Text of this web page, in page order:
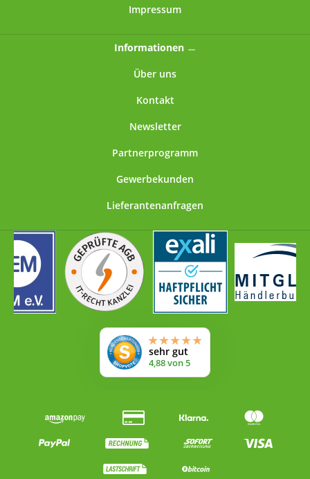
Impressum
Informationen
Über uns
Kontakt
Newsletter
Partnerprogramm
Gewerbekunden
Lieferantenanfragen